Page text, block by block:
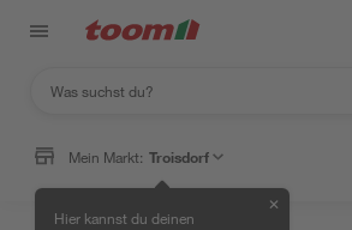
Mein Markt: Troisdorf
Hier kannst du deinen
✕